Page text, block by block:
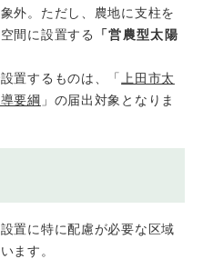
外。ただし、農地に支柱を
間に設置する
「営農型太陽
置するものは、「上田市太
要綱 」の届出対象となりま
置に特に配慮が必要な区域
ます。